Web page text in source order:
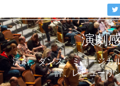
演劇
演劇、ダンス、ミュージカ
評、レビューリ